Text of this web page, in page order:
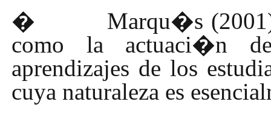
�
Marqu�s
como la actuaci�n
aprendizajes de los
cuya naturaleza es